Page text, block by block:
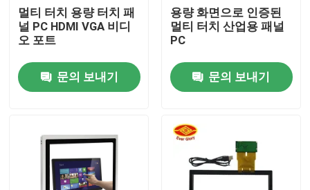
품질 관리
뉴스
견적 요청
터치 시현패널
멀티 터치 용량 터치 패
널 PC HDMI VGA 비디
오 포트
문의 보내기
용량 화면으로 인증된
멀티 터치 산업용 패널
PC
문의 보내기